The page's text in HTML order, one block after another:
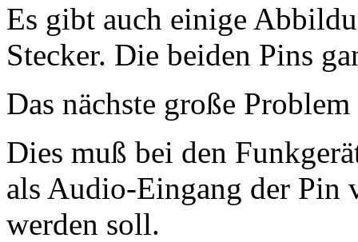
Es gibt auch einige
Stecker. Die beiden Pins
Das nächste große
Dies muß bei den
als Audio-Eingang der Pin
werden soll.